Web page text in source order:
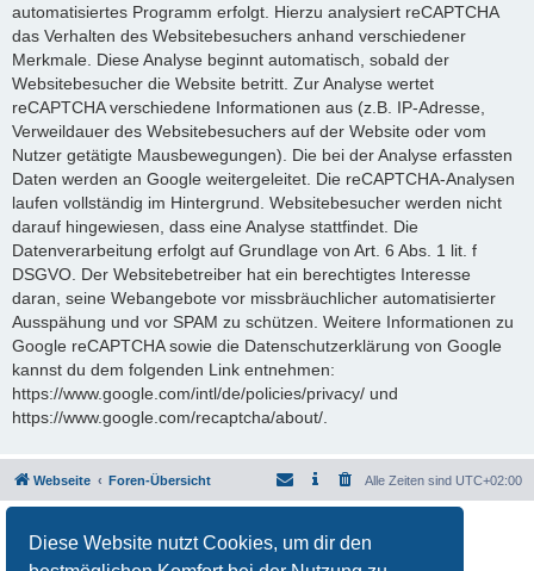
Diese Website nutzt Cookies, um dir den
automatisiertes Programm erfolgt. Hierzu analysiert reCAPTCHA
das Verhalten des Websitebesuchers anhand verschiedener
Merkmale. Diese Analyse beginnt automatisch, sobald der
Websitebesucher die Website betritt. Zur Analyse wertet
reCAPTCHA verschiedene Informationen aus (z.B. IP-Adresse,
Verweildauer des Websitebesuchers auf der Website oder vom
Nutzer getätigte Mausbewegungen). Die bei der Analyse erfassten
Daten werden an Google weitergeleitet. Die reCAPTCHA-Analysen
laufen vollständig im Hintergrund. Websitebesucher werden nicht
darauf hingewiesen, dass eine Analyse stattfindet. Die
Datenverarbeitung erfolgt auf Grundlage von Art. 6 Abs. 1 lit. f
DSGVO. Der Websitebetreiber hat ein berechtigtes Interesse
daran, seine Webangebote vor missbräuchlicher automatisierter
Ausspähung und vor SPAM zu schützen. Weitere Informationen zu
Google reCAPTCHA sowie die Datenschutzerklärung von Google
kannst du dem folgenden Link entnehmen:
https://www.google.com/intl/de/policies/privacy/ und
https://www.google.com/recaptcha/about/.
Webseite Foren-Übersicht Alle Zeiten sind UTC+02:00
Deutsche Übersetzung durchphpBB.de
Datenschutz|Nutzungsbedingungen